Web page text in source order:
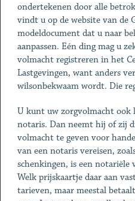
ondertekenen door alle
vindt u op de website van de
modeldocument dat u naar
aanpassen. Eén ding mag u
volmacht registreren in het
Lastgevingen, want anders
wilsonbekwaam wordt. Die
U kunt uw zorgvolmacht ook
notaris. Dan neemt hij of zij
volmacht te geven voor
van een notaris vereisen,
schenkingen, is een
Welk prijskaartje daar aan
tarieven, maar meestal